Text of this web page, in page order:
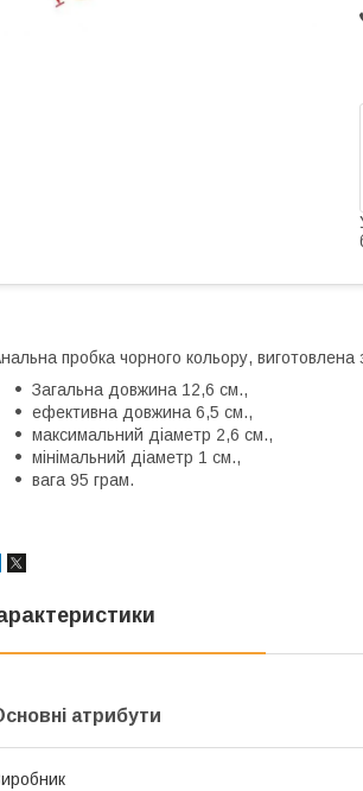
пробка чорного кольору, виготовлена
Загальна довжина 12,6 см.,
ефективна довжина 6,5 см.,
максимальний діаметр 2,6 см.,
мінімальний діаметр 1 см.,
вага 95 грам.
атрибути